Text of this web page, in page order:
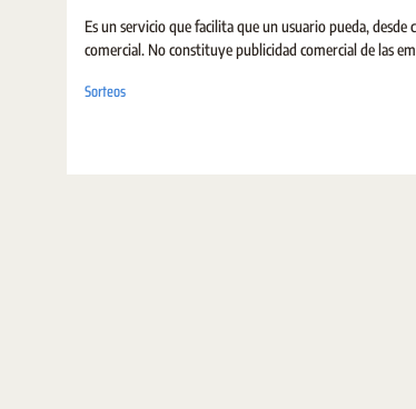
Es un servicio que facilita que un usuario pueda,
comercial. No constituye publicidad comercial de las
Sorteos